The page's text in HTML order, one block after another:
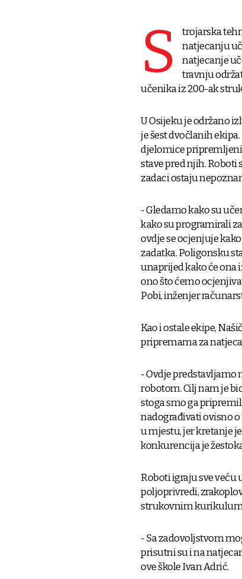
S
trojarska
natjecanju
natjecanje
travnju
učenika iz 200-ak
U Osijeku je održano
je šest dvočlanih
djelomice
stave pred njih. Roboti
zadaci ostaju
- Gledamo kako su
kako su programirali
ovdje se ocjenjuje
zadatka. Poligonsku
unaprijed kako će ona
ono što ćemo
Pobi, inženjer
Kao i ostale ekipe,
pripremama za
- Ovdje predstavljamo
robotom. Cilj nam je
stoga smo ga
nadograđivati ovisno
u mjestu, jer kretanje
konkurencija je
Roboti igraju sve veću
poljoprivredi,
strukovnim
- Sa zadovoljstvom
prisutni su i na
ove škole Ivan Adrić.